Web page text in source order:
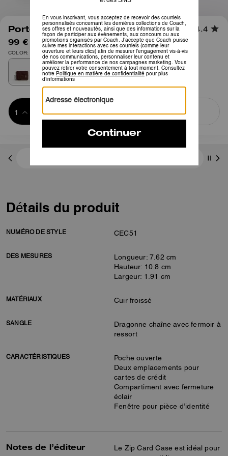
1/3
Porte-cartes zippé matelassé 4.4
99 € 150 €
COLOR: Argent/Érable
panier
ACHETER MAINTENANT
Détails du produit
NUMÉRO DE STYLE CEC51
DES MESURES
Longueur: 7.62 cm
Hauteur: 10.8 cm
Largeur: 1.91 cm
MATÉRIAUX Cuir froissé
SANGLE
Dragonne chaîne avec fermoir à
ressort
CARACTÉRISTIQUES
Poche ouverte
Deux emplacements pour
cartes de crédit
Compartiment avec fermeture
éclair
Fenêtre pour pièce d’identité
Notes de l’éditeur
Le Zip Card Case est idéal pour